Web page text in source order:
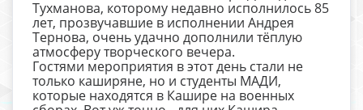
Тухманова, которому недавно исполнилось 85
лет, прозвучавшие в исполнении Андрея
Тернова, очень удачно дополнили тёплую
атмосферу творческого вечера.
Гостями мероприятия в этот день стали не
только каширяне, но и студенты МАДИ,
которые находятся в Кашире на военных